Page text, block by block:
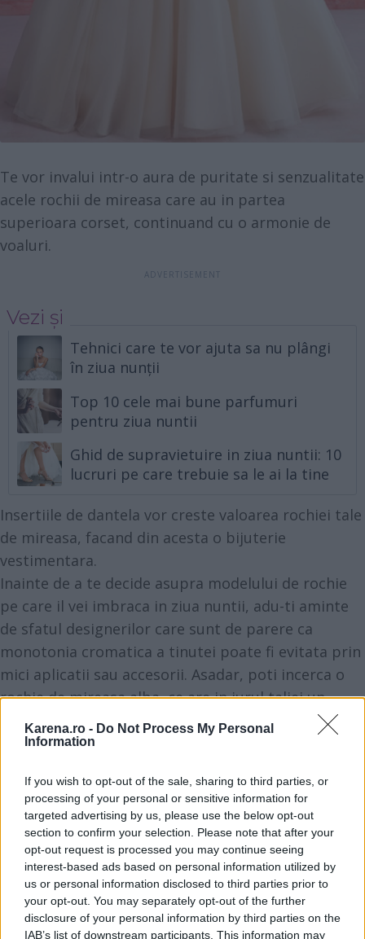
Karena.ro - Do Not Process My Personal
Information
If you wish to opt-out of the sale, sharing to third parties, or
processing of your personal or sensitive information for
targeted advertising by us, please use the below opt-out
section to confirm your selection. Please note that after your
opt-out request is processed you may continue seeing
interest-based ads based on personal information utilized by
us or personal information disclosed to third parties prior to
your opt-out. You may separately opt-out of the further
disclosure of your personal information by third parties on the
IAB’s list of downstream participants. This information may
Te vor invalui intr-o aura de puritate si senzualitate
acele rochii de mireasa care au in partea
superioara corset, continuand cu o armonie de
voaluri.
Vezi și
Tehnici care te vor ajuta sa nu plângi
în ziua nunții
Top 10 cele mai bune parfumuri
pentru ziua nuntii
Ghid de supravietuire in ziua nuntii: 10
lucruri pe care trebuie sa le ai la tine
Insertiile de dantela vor creste valoarea rochiei tale
de mireasa, facand din acesta o bijuterie
vestimentara.
Inainte de a te decide asupra modelului de rochie
pe care il vei imbraca in ziua nuntii, adu-ti aminte
de sfatul designerilor care sunt de parere ca
monotonia cromatica a tinutei poate fi evitata prin
mici aplicatii sau accesorii. Asadar, poti incerca o
rochie de mireasa alba, ce are in jurul taliei un
cordon colorat.